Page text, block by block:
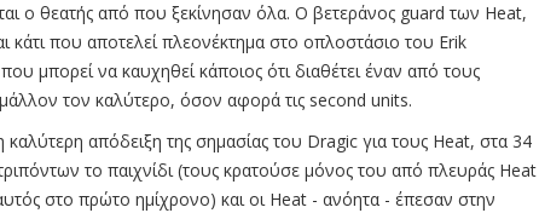
ο θεατής από που ξεκίνησαν όλα. Ο βετεράνος guard των Heat,
κάτι που αποτελεί πλεονέκτημα στο οπλοστάσιο του Erik
μπορεί να καυχηθεί κάποιος ότι διαθέτει έναν από τους
τον καλύτερο, όσον αφορά τις second units.
καλύτερη απόδειξη της σημασίας του Dragic για τους Heat, στα 34
το παιχνίδι (τους κρατούσε μόνος του από πλευράς Heat
στο πρώτο ημίχρονο) και οι Heat - ανόητα - έπεσαν στην